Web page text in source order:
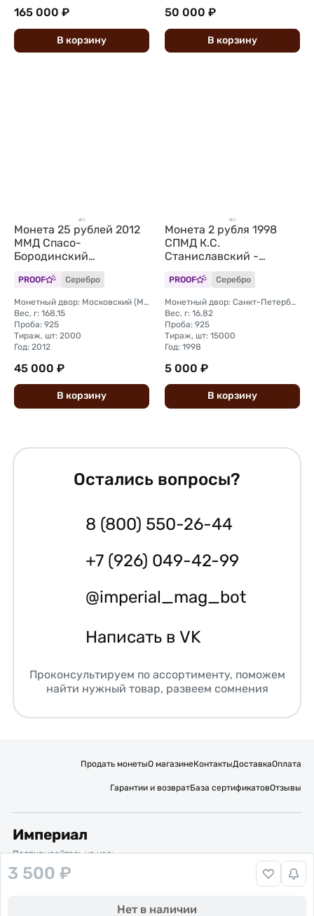
3 500 ₽
Нет в наличии
165 000 ₽
В корзину
50 000 ₽
В корзину
Монета 25 рублей 2012
ММД Спасо-
Бородинский
монастырь
PROOF Серебро
Монетный двор: Московский (ММД)
Вес, г: 168,15
Проба: 925
Тираж, шт: 2000
Год: 2012
45 000 ₽
В корзину
Монета 2 рубля 1998
СПМД К.С.
Станиславский -
портрет, 135 лет со дня
рождения
PROOF Серебро
Монетный двор: Санкт-Петербургский (СПМД)
Вес, г: 16,82
Проба: 925
Тираж, шт: 15000
Год: 1998
5 000 ₽
В корзину
Остались вопросы?
8 (800) 550-26-44
+7 (926) 049-42-99
@imperial_mag_bot
Написать в VK
Проконсультируем по ассортименту, поможем
найти нужный товар, развеем сомнения
Продать монетыО магазинеКонтактыДоставкаОплата
Гарантии и возвратБаза сертификатовОтзывы
Империал
Подписывайтесь на нас:
Вакансии